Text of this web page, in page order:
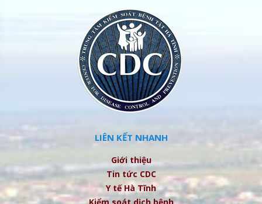
LIÊN KẾT NHANH
Giới thiệu
Tin tức CDC
Y tế Hà Tĩnh